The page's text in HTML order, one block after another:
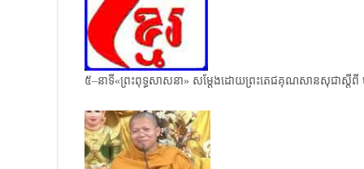
៥–នាទី«ព្រះពុទ្ធសាសនា» សម្តែងដោយព្រះតេជគុណសានសុជាស្តីពី